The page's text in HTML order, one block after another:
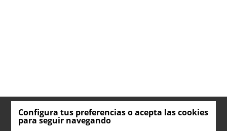
Configura tus preferencias o acepta las cookies
para seguir navegando